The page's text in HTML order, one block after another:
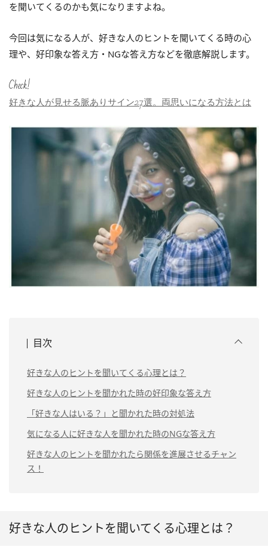
を聞いてくるのかも気になりますよね。
今回は気になる人が、好きな人のヒントを聞いてくる時の心
理や、好印象な答え方・NGな答え方などを徹底解説します。
Check!
好きな人が見せる脈ありサイン27選。両思いになる方法とは
目次
好きな人のヒントを聞いてくる心理とは？
好きな人のヒントを聞かれた時の好印象な答え方
「好きな人はいる？」と聞かれた時の対処法
気になる人に好きな人を聞かれた時のNGな答え方
好きな人のヒントを聞かれたら関係を進展させるチャン
ス！
好きな人のヒントを聞いてくる心理とは？